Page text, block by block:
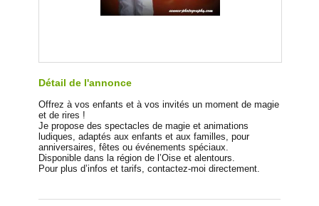
Détail de l'annonce
Offrez à vos enfants et à vos invités un moment de magie
et de rires !
Je propose des spectacles de magie et animations
ludiques, adaptés aux enfants et aux familles, pour
anniversaires, fêtes ou événements spéciaux.
Disponible dans la région de l’Oise et alentours.
Pour plus d’infos et tarifs, contactez-moi directement.